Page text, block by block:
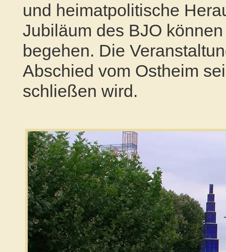
und heimatpolitische
Jubiläum des BJO
begehen. Die
Abschied vom Ostheim
schließen wird.